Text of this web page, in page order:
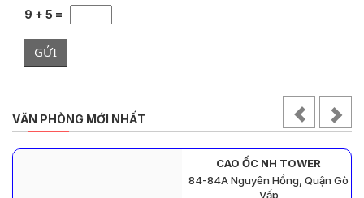
9 + 5 =
GỬI
VĂN PHÒNG MỚI NHẤT
CAO ỐC NH TOWER
84-84A Nguyên Hồng, Quận Gò
Vấp